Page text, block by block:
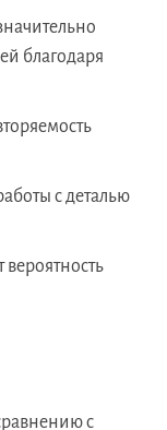
благодаря
с деталью
с